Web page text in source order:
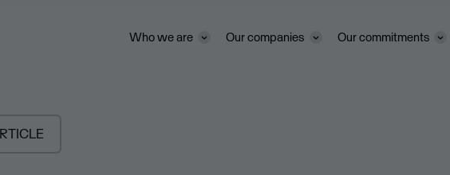
Who we are Our companies Our commitments